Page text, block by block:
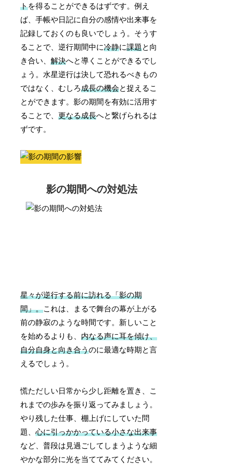
トを得ることができるはずです。例え
ば、手帳や日記に自分の感情や出来事を
記録しておくのも良いでしょう。そうす
ることで、逆行期間中に冷静に課題と向
き合い、解決へと導くことができるでし
ょう。水星逆行は決して恐れるべきもの
ではなく、むしろ成長の機会と捉えるこ
とができます。影の期間を有効に活用す
ることで、更なる成長へと繋げられるは
ずです。
影の期間への対処法
星々が逆行する前に訪れる「影の期
間」。これは、まるで舞台の幕が上がる
前の静寂のような時間です。新しいこと
を始めるよりも、内なる声に耳を傾け、
自分自身と向き合うのに最適な時期と言
えるでしょう。
慌ただしい日常から少し距離を置き、こ
れまでの歩みを振り返ってみましょう。
やり残した仕事、棚上げにしていた問
題、心に引っかかっている小さな出来事
など、普段は見過ごしてしまうような細
やかな部分に光を当ててみてください。